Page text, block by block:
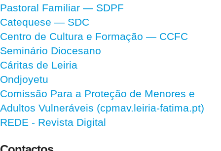
Pastoral Familiar — SDPF
Catequese — SDC
Centro de Cultura e Formação — CCFC
Seminário Diocesano
Cáritas de Leiria
Ondjoyetu
Comissão Para a Proteção de Menores e
Adultos Vulneráveis (cpmav.leiria-fatima.pt)
REDE - Revista Digital